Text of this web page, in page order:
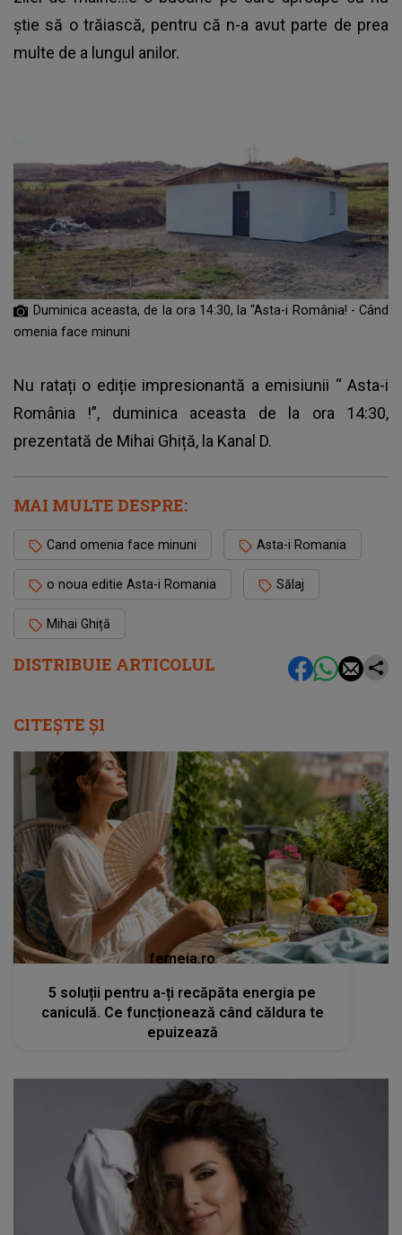
DISTRIBUIE ARTICOLUL
știe să o trăiască, pentru că n-a avut parte de prea
multe de a lungul anilor.
Duminica aceasta, de la ora 14:30, la “Asta-i România! - Când
omenia face minuni
Nu ratați o ediție impresionantă a emisiunii “ Asta-i
România !”, duminica aceasta de la ora 14:30,
prezentată de Mihai Ghiță, la Kanal D.
MAI MULTE DESPRE:
Cand omenia face minuni Asta-i Romania
o noua editie Asta-i Romania Sălaj
Mihai Ghiță
CITEȘTE ȘI
femeia.ro
5 soluții pentru a-ți recăpăta energia pe
caniculă. Ce funcționează când căldura te
epuizează